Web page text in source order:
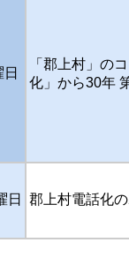
「郡上村」の
化」から30年
日 郡上村電話化